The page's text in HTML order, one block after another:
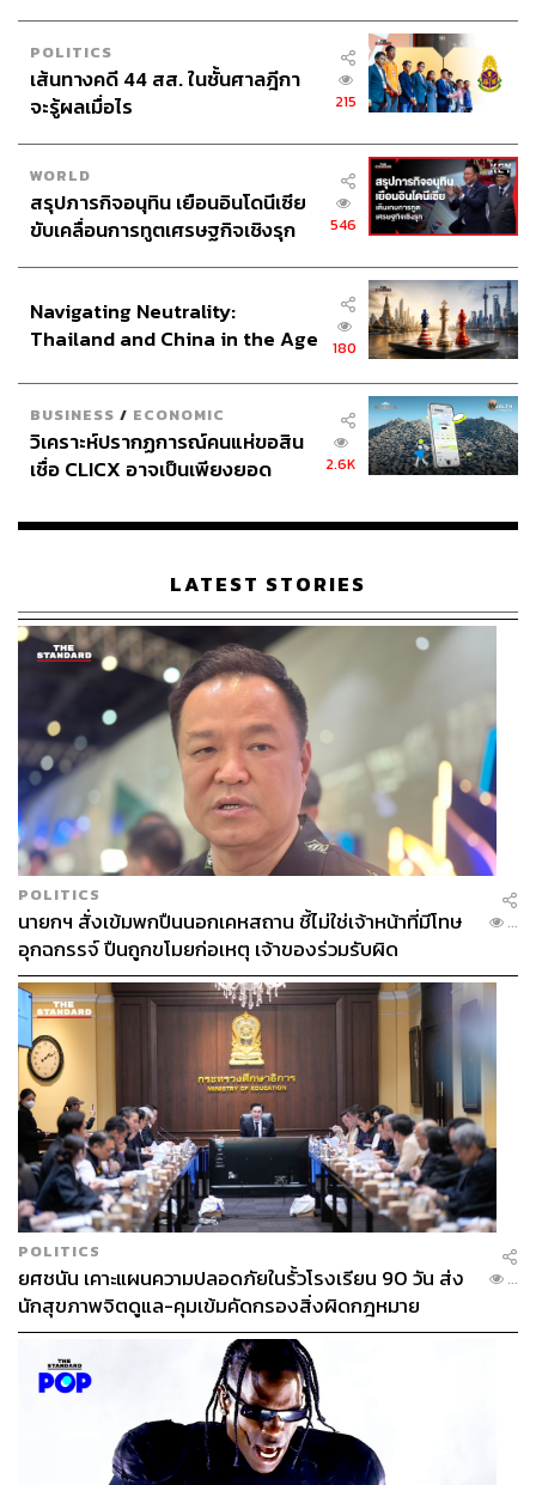
POLITICS
เส้นทางคดี 44 สส. ในชั้นศาลฎีกา
จะรู้ผลเมื่อไร
215
WORLD
สรุปภารกิจอนุทิน เยือนอินโดนีเซีย
ขับเคลื่อนการทูตเศรษฐกิจเชิงรุก
546
Navigating Neutrality:
Thailand and China in the Age
180
BUSINESS / ECONOMIC
วิเคราะห์ปรากฏการณ์คนแห่ขอสิน
เชื่อ CLICX อาจเป็นเพียงยอด
เรือนไทยที่ถูกซุกไว้
2.6K
LATEST STORIES
POLITICS
นายกฯ สั่งเข้มพกปืนนอกเคหสถาน ชี้ไม่ใช่เจ้าหน้าที่มีโทษ
อุกฉกรรจ์ ปืนถูกขโมยก่อเหตุ เจ้าของร่วมรับผิด
...
POLITICS
ยศชนัน เคาะแผนความปลอดภัยในรั้วโรงเรียน 90 วัน ส่ง
นักสุขภาพจิตดูแล-คุมเข้มคัดกรองสิ่งผิดกฎหมาย
...